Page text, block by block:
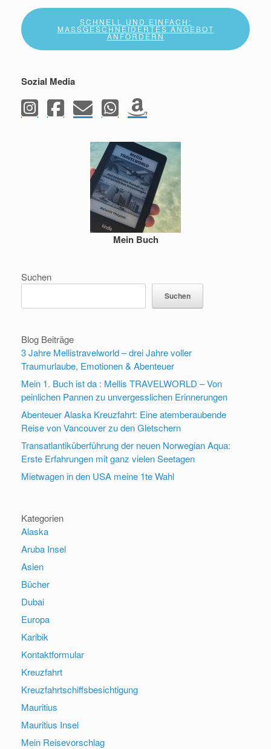
SCHNELL UND EINFACH:
MASSGESCHNEIDERTES ANGEBOT A
NFORDERN
Sozial Media
Mein Buch
Suchen
Suchen
Blog Beiträge
3 Jahre Mellistravelworld – drei Jahre voller
Traumurlaube, Emotionen & Abenteuer
Mein 1. Buch ist da : Mellis TRAVELWORLD – Von
peinlichen Pannen zu unvergesslichen Erinnerungen
Abenteuer Alaska Kreuzfahrt: Eine atemberaubende
Reise von Vancouver zu den Gletschern
Transatlantiküberführung der neuen Norwegian Aqua:
Erste Erfahrungen mit ganz vielen Seetagen
Mietwagen in den USA meine 1te Wahl
Kategorien
Alaska
Aruba Insel
Asien
Bücher
Dubai
Europa
Karibik
Kontaktformular
Kreuzfahrt
Kreuzfahrtschiffsbesichtigung
Mauritius
Mauritius Insel
Mein Reisevorschlag